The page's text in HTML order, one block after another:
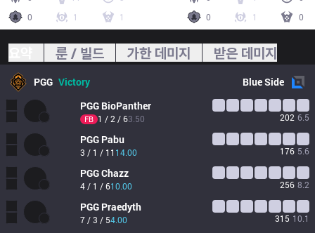
0
1 1
0
1 0
룬 / 빌드 가한 데미지 받은 데미지
PGG Victory BlueSide
PGG BioPanther
FB 1 / 2 / 63.50 202 6.5
PGG Pabu
3 / 1 / 11 14.00 176 5.6
PGGChazz
4 / 1 / 610.00 256 8.2
PGG Praedyth
7 / 3 / 54.00 315 10.1